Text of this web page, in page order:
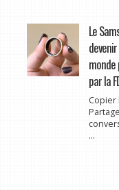
Le
monde
par la
Copier
...